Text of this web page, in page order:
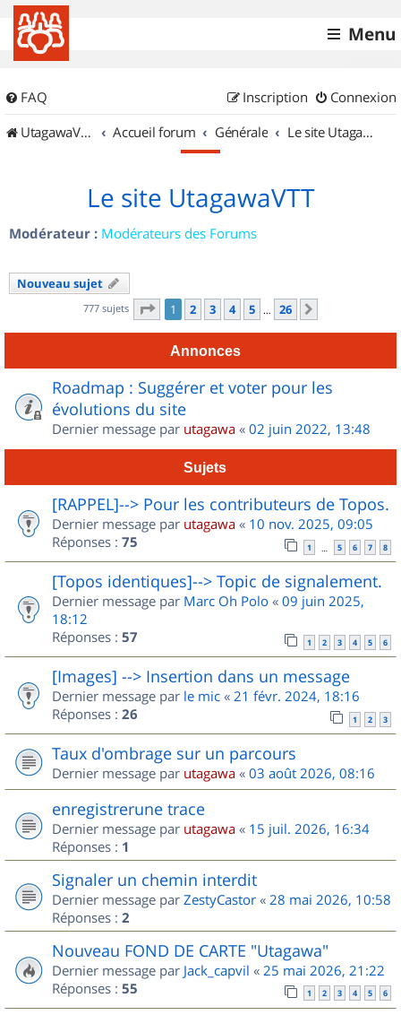
Menu
FAQ Connexion
Inscription
UtagawaVTT (Randos VTT et VTTAE avec traces GPS)
Accueil forum Générale Le site UtagawaVTT
Le site UtagawaVTT
Modérateur : Modérateurs des Forums
Nouveau sujet
777 sujets Page 1sur
1 2 3 4 5 … 26
Annonces
Roadmap : Suggérer et voter pour les
évolutions du site
Dernier message par utagawa « 02 juin 2022, 13:48
Sujets
[RAPPEL]--> Pour les contributeurs de Topos.
Dernier message par utagawa « 10 nov. 2025, 09:05
Réponses : 75 1 … 5 6 7 8
[Topos identiques]--> Topic de signalement.
Dernier message par Marc Oh Polo « 09 juin 2025,
18:12
Réponses : 57 1 2 3 4 5 6
[Images] --> Insertion dans un message
Dernier message par le mic « 21 févr. 2024, 18:16
Réponses : 26 1 2 3
Taux d'ombrage sur un parcours
Dernier message par utagawa « 03 août 2026, 08:16
enregistrerune trace
Dernier message par utagawa « 15 juil. 2026, 16:34
Réponses : 1
Signaler un chemin interdit
Dernier message par ZestyCastor « 28 mai 2026, 10:58
Réponses : 2
Nouveau FOND DE CARTE "Utagawa"
Dernier message par Jack_capvil « 25 mai 2026, 21:22
Réponses : 55 1 2 3 4 5 6